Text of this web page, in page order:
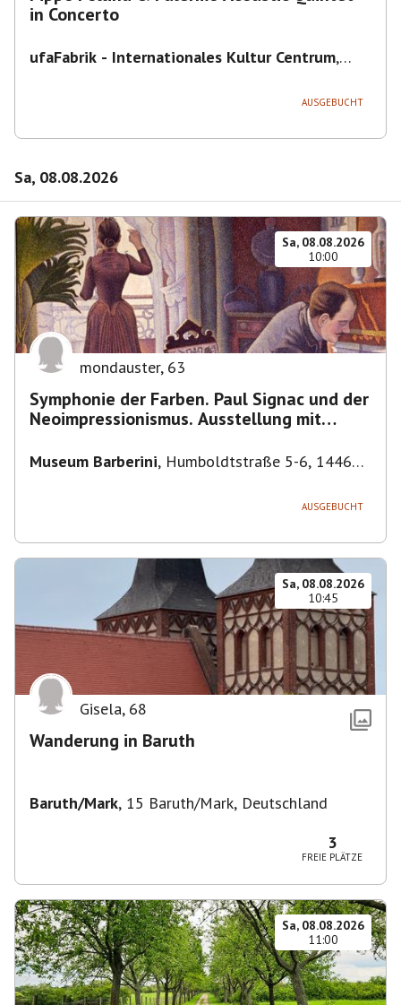
in Concerto
ufaFabrik - Internationales Kultur Centrum,
AUSGEBUCHT
Sa, 08.08.2026
Sa, 08.08.2026
10:00
mondauster, 63
Symphonie der Farben. Paul Signac und der
Neoimpressionismus. Ausstellung mit
Museum Barberini, Humboldtstraße 5-6, 14467
AUSGEBUCHT
Sa, 08.08.2026
10:45
Gisela, 68
Wanderung in Baruth
Baruth/Mark, 15 Baruth/Mark, Deutschland
3
FREIE PLÄTZE
Sa, 08.08.2026
11:00